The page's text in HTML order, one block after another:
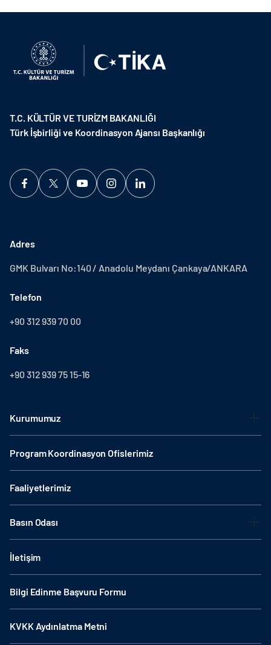
T.C. KÜLTÜR VE TURİZM BAKANLIĞI
Türk İşbirliği ve Koordinasyon Ajansı Başkanlığı
Adres
GMK Bulvarı No:140 / Anadolu Meydanı Çankaya/ANKARA
Telefon
+90 312 939 70 00
Faks
+90 312 939 75 15-16
Kurumumuz
Program Koordinasyon Ofislerimiz
Faaliyetlerimiz
Basın Odası
İletişim
Bilgi Edinme Başvuru Formu
KVKK Aydınlatma Metni